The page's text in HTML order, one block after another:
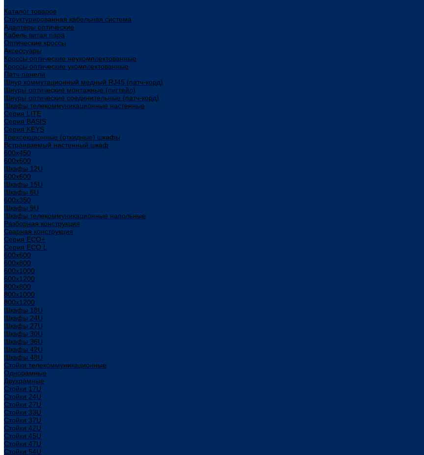
Каталог товаров
Структурированная кабельная система
Адаптеры оптические
Кабель витая пара
Оптические кроссы
Аксессуары
Кроссы оптические неукомплектованные
Кроссы оптические укомплектованные
Патч-панели
Шнур коммутационный медный RJ45 (патч-корд)
Шнуры оптические монтажные (пигтейл)
Шнуры оптические соединительные (патч-корд)
Шкафы телекоммуникационные настенные
Cерия LITE
Cерия BASIS
Cерия KEYS
Трехсекционные (откидные) шкафы
Встраиваемый настенный шкаф
600x450
600x600
Шкафы 12U
600x600
Шкафы 15U
Шкафы 6U
600x350
Шкафы 9U
Шкафы телекоммуникационные напольные
Разборная конструкция
Сварная конструкция
Серия ECO+
Серия ECO L
600x600
600x800
600х1000
600х1200
800x800
800х1000
800х1200
Шкафы 18U
Шкафы 24U
Шкафы 27U
Шкафы 30U
Шкафы 36U
Шкафы 42U
Шкафы 48U
Стойки телекоммуникационные
Однорамные
Двухрамные
Стойки 17U
Стойки 24U
Стойки 27U
Стойки 33U
Стойки 37U
Стойки 42U
Стойки 45U
Стойки 47U
Стойки 54U